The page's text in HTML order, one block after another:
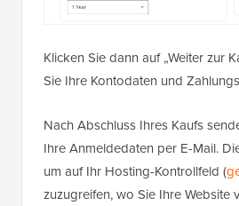
Klicken Sie dann auf „Weiter zur
Sie Ihre Kontodaten und
Nach Abschluss Ihres Kaufs
Ihre Anmeldedaten per E-Mail.
um auf Ihr Hosting-Kontrollfeld (
zuzugreifen, wo Sie Ihre Website